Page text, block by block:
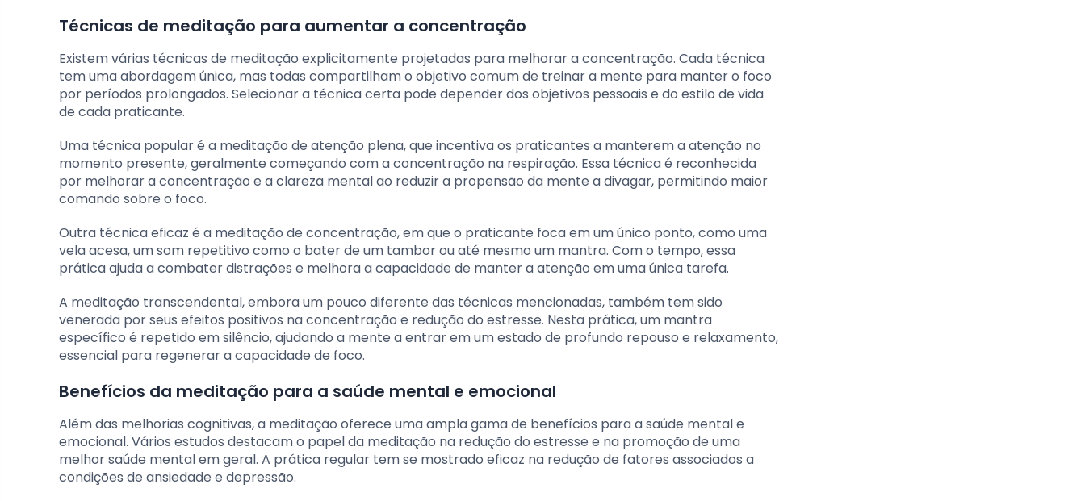
Técnicas de meditação para aumentar a concentração
Existem várias técnicas de meditação explicitamente projetadas para melhorar a concentração. Cada técnica
tem uma abordagem única, mas todas compartilham o objetivo comum de treinar a mente para manter o foco
por períodos prolongados. Selecionar a técnica certa pode depender dos objetivos pessoais e do estilo de vida
de cada praticante.
Uma técnica popular é a meditação de atenção plena, que incentiva os praticantes a manterem a atenção no
momento presente, geralmente começando com a concentração na respiração. Essa técnica é reconhecida
por melhorar a concentração e a clareza mental ao reduzir a propensão da mente a divagar, permitindo maior
comando sobre o foco.
Outra técnica eficaz é a meditação de concentração, em que o praticante foca em um único ponto, como uma
vela acesa, um som repetitivo como o bater de um tambor ou até mesmo um mantra. Com o tempo, essa
prática ajuda a combater distrações e melhora a capacidade de manter a atenção em uma única tarefa.
A meditação transcendental, embora um pouco diferente das técnicas mencionadas, também tem sido
venerada por seus efeitos positivos na concentração e redução do estresse. Nesta prática, um mantra
específico é repetido em silêncio, ajudando a mente a entrar em um estado de profundo repouso e relaxamento,
essencial para regenerar a capacidade de foco.
Benefícios da meditação para a saúde mental e emocional
Além das melhorias cognitivas, a meditação oferece uma ampla gama de benefícios para a saúde mental e
emocional. Vários estudos destacam o papel da meditação na redução do estresse e na promoção de uma
melhor saúde mental em geral. A prática regular tem se mostrado eficaz na redução de fatores associados a
condições de ansiedade e depressão.